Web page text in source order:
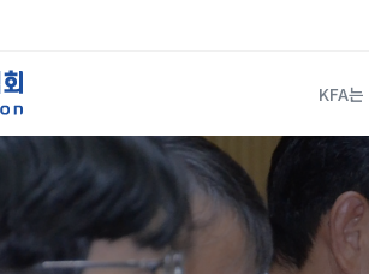
KFA는